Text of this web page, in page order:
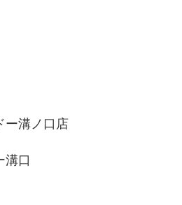
ー溝ノ口店
溝口